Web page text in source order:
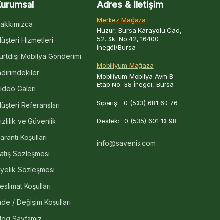
Hizmetleri
Mobilya Gönderimi
Galeri
Referansları
ve Güvenlik
Koşulları
Sözleşmesi
Sözleşmesi
Koşulları
/ Değişim Koşulları
Sayfamız
Adres & İletişim
Merkez Mağaza
Huzur, Bursa Karayolu Cad,
52. Sk. No:42, 16400
İnegöl/Bursa
Mobiliyum Mağaza
Mobiliyum Mobilya Avm B
Etap No: 38 İnegöl, Bursa
Sipariş: 0 (533) 681 60 76
Destek: 0 (535) 601 13 98
info@savenis.com